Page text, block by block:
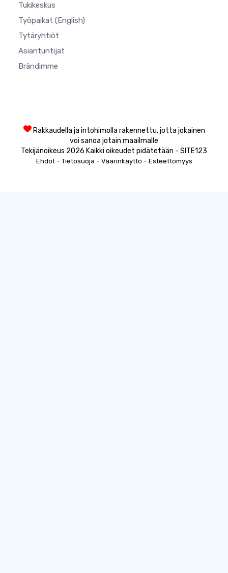
Tukikeskus
Työpaikat (English)
Tytäryhtiöt
Asiantuntijat
Brändimme
Rakkaudella ja intohimolla rakennettu, jotta jokainen
voi sanoa jotain maailmalle
Tekijänoikeus 2026 Kaikki oikeudet pidätetään - SITE123
Ehdot- Tietosuoja - Väärinkäyttö - Esteettömyys